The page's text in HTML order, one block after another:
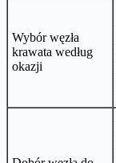
Wybór węzła
krawata według
okazji